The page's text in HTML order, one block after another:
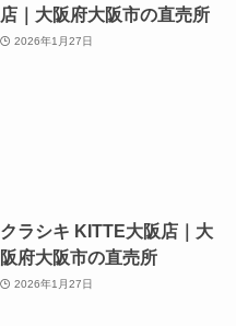
店｜大阪府大阪市の直売所
2026年1月27日
クラシキ KITTE大阪店｜大
阪府大阪市の直売所
2026年1月27日